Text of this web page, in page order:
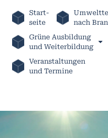
Start-
seite
nach
Grüne Ausbildung
und Weiterbildung
Veranstaltungen
und Termine